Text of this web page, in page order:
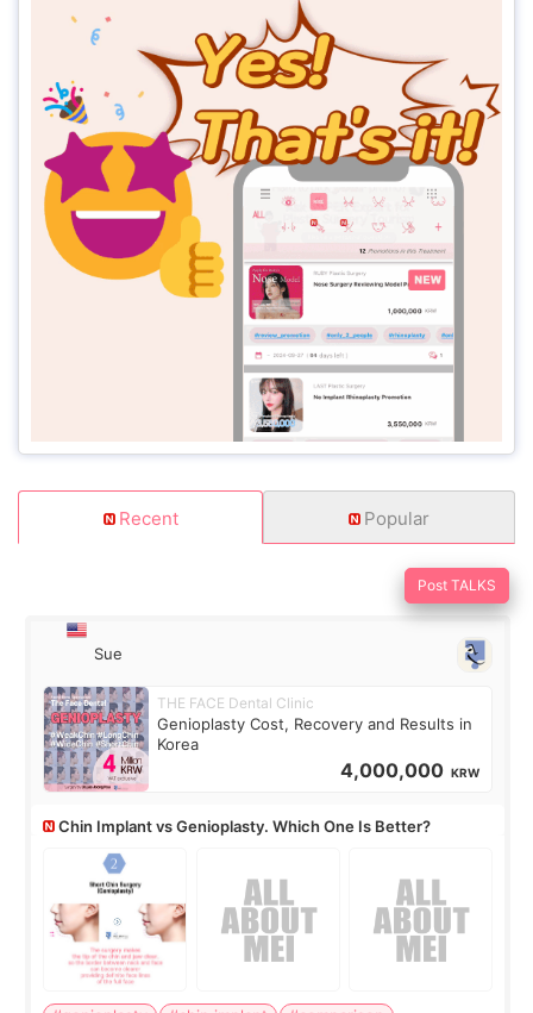
Recent Popular
Post TALKS
Sue
THE FACE Dental Clinic
Genioplasty Cost, Recovery and Results in
Korea
4,000,000 KRW
Chin Implant vs Genioplasty. Which One Is Better?